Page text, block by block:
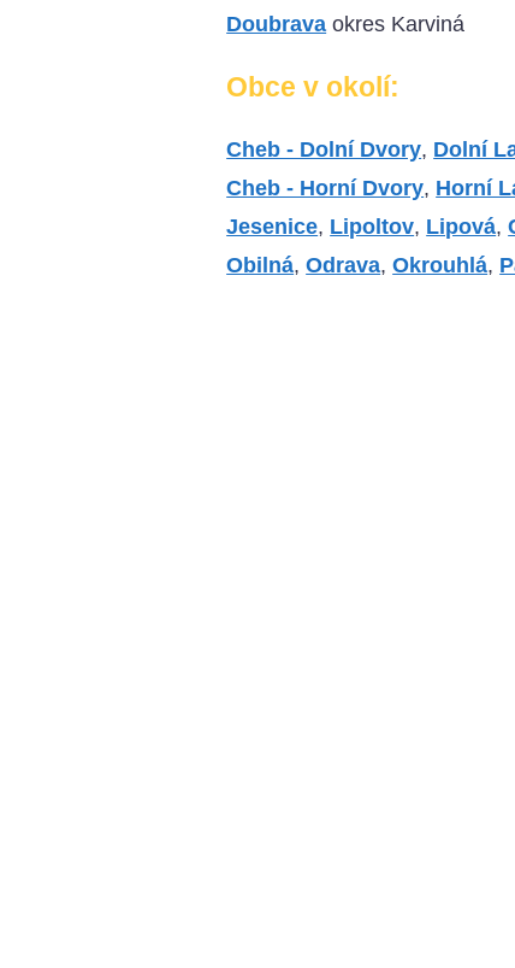
Doubrava okres Karviná
Obce v okolí:
Cheb - Dolní Dvory, Dolní
Cheb - Horní Dvory, Horní
Jesenice, Lipoltov, Lipová,
Obilná,Odrava,Okrouhlá,